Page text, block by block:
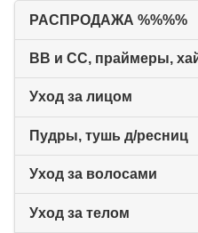
РАСПРОДАЖА %%%%
BB и CC, праймеры,
Уход за лицом
Пудры, тушь д/ресниц
Уход за волосами
Уход за телом